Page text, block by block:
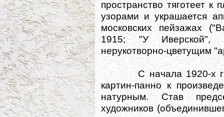
пространство тяготеет к
узорами и украшается
московских пейзажах
1915; "У Иверской",
нерукотворно-цветущим
С начала 1920-х гг.
картин-панно к
натурным. Став
художников